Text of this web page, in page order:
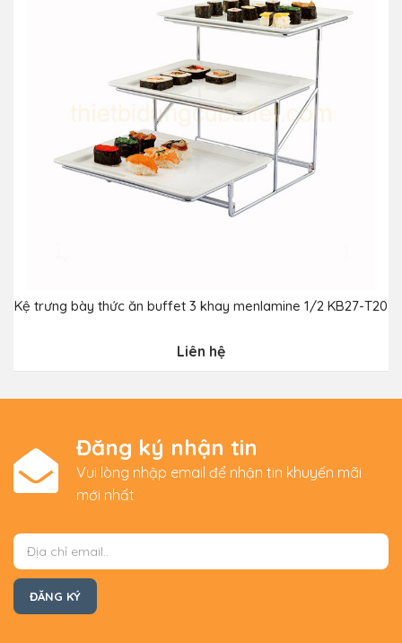
Kệ trưng bày thức ăn buffet 3 khay menlamine 1/2 KB27-T20
Liên hệ
Đăng ký nhận tin
Vui lòng nhập email để nhận tin khuyến mãi
mới nhất